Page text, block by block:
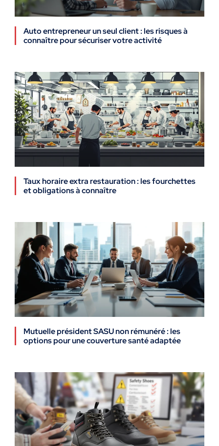
Auto entrepreneur un seul client : les risques à
connaître pour sécuriser votre activité
Taux horaire extra restauration : les fourchettes
et obligations à connaître
Mutuelle président SASU non rémunéré : les
options pour une couverture santé adaptée